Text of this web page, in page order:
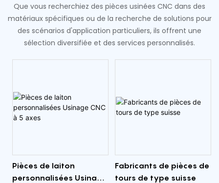
Que vous recherchiez des pièces usinées CNC dans des
matériaux spécifiques ou de la recherche de solutions pour
des scénarios d'application particuliers, ils offrent une
sélection diversifiée et des services personnalisés.
Pièces de laiton
personnalisées Usinage
Fabricants de pièces de
tours de type suisse